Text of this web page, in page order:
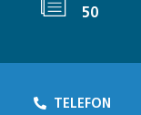
50
TELEFON